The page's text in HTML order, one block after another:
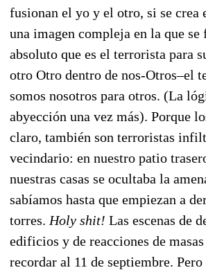
fusionan el yo y el otro, si se crea
una imagen compleja en la que
absoluto que es el terrorista para
otro Otro dentro de nos-Otros–el
somos nosotros para otros. (La
abyección una vez más). Porque
claro, también son terroristas
vecindario: en nuestro patio
nuestras casas se ocultaba la
sabíamos hasta que empiezan a
torres. Holy shit! Las escenas de
edificios y de reacciones de
recordar al 11 de septiembre.